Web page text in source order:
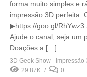
forma muito simples e
impressão 3D perfeita.
▶https://goo.gl/RhYwz3
Ajude o canal, seja um
Doações a […]
3D Geek Show - Impressão
29.87K
0